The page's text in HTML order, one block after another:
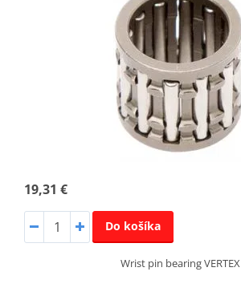
19,31 €
Do košíka
Wrist pin bearing VERTEX